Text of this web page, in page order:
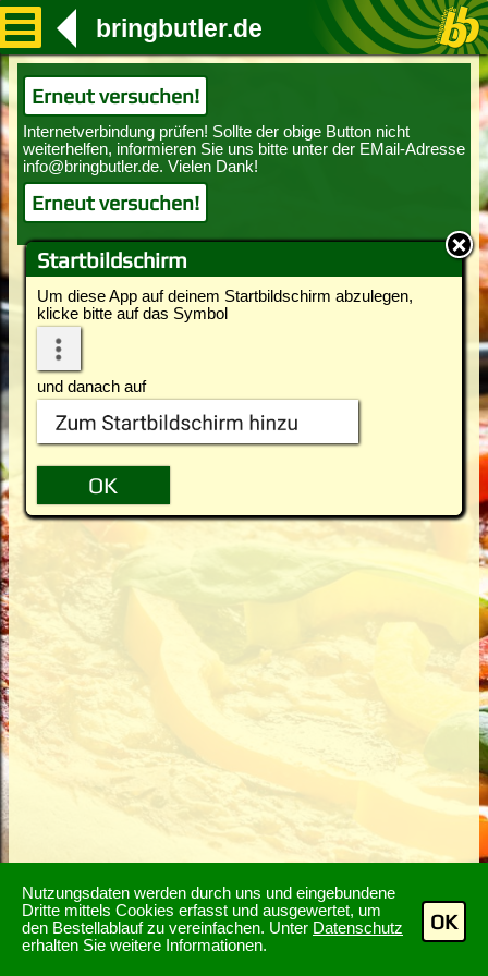
Nutzungsdaten werden durch uns und eingebundene
Dritte mittels Cookies erfasst und ausgewertet, um
den Bestellablauf zu vereinfachen. Unter Datenschutz
erhalten Sie weitere Informationen.
OK
Startbildschirm
Um diese App auf deinem Startbildschirm abzulegen,
klicke bitte auf das Symbol
und danach auf
bringbutler.de
Erneut versuchen!
Erneut versuchen!